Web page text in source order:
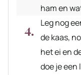
ham en
Leg nog
de kaas,
het ei en
doe je een